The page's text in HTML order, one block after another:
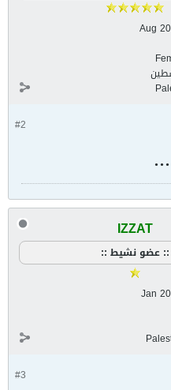
Aug
#2
IZZAT
:: عضو نشيط ::
Jan
#3